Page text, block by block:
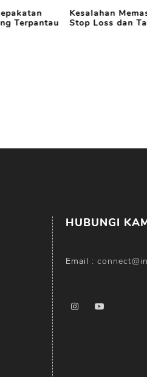
Memasang
dan Take Profit
Didukung
HUBUNGI
Email :